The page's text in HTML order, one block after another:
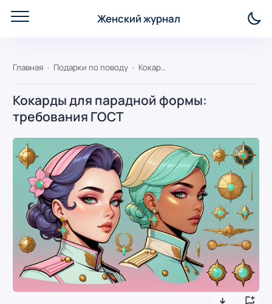
Женский журнал
Главная Подарки по поводу Кокарды для парадной формы: требования ГОСТ
Кокарды для парадной формы:
требования ГОСТ